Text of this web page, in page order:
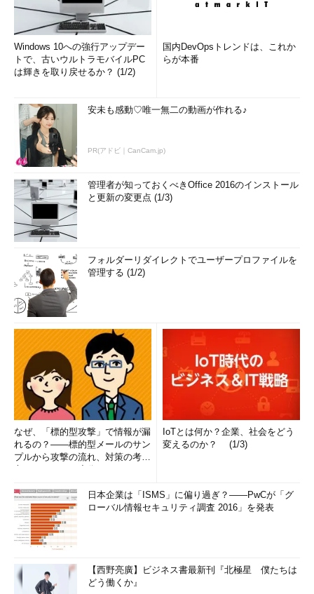
Windows 10への強行アップデー
トで、古いウルトラモバイルPC
は輝きを取り戻せるか？ (1/2)
国内DevOpsトレンドは、これか
らが本番
安未も感動♡唯一無二の動画が作れる♪
PR(アドビ｜CanCam.jp)
管理者が知っておくべきOffice 2016のインストール
と更新の変更点 (1/3)
フォルダーリダイレクトでユーザープロファイルを
管理する (1/2)
なぜ、「標的型攻撃」で情報が漏
れるの？――標的型メールのサン
プルから攻撃の流れ、対策の考え
IoTとは何か？企業、社会をどう
変えるのか？ (1/3)
日本企業は「ISMS」に偏り過ぎ？――PwCが「グ
ローバル情報セキュリティ調査 2016」を発表
【西野亮廣】ビジネス書最新刊『北極星 僕たちは
どう働くか』